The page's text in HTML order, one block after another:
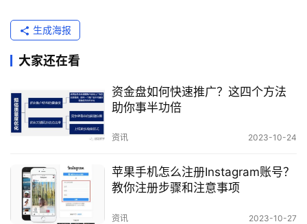
跨
电
平
台
讯
SWIFT系统可以被用于实施金融制裁，对被制裁国家
或地区的金融体系造成重大影响。
近年来，SWIFT系统在国际金融中发挥着越来越重要
的作用。随着全球经济一体化的不断深入，SWIFT系
统将继续保持其重要地位。
生成海报
大家还在看
资金盘如何快速推广？这四个方法
助你事半功倍
资讯 2023-10-24
苹果手机怎么注册Instagram账号？
教你注册步骤和注意事项
资讯 2023-10-27